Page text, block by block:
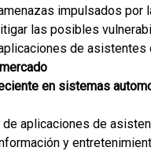
impulsados por
las posibles
de asistentes
en sistemas
de aplicaciones de
y